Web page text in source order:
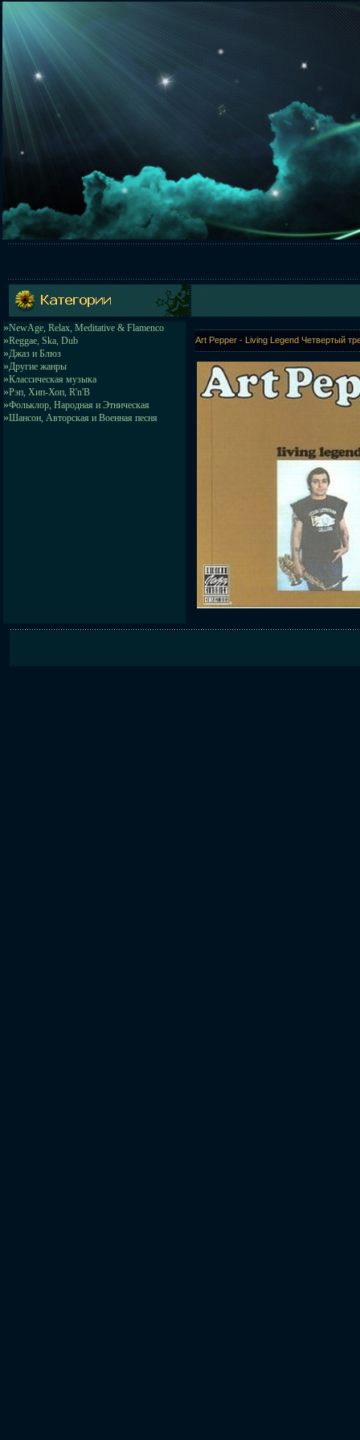
»NewAge, Relax, Meditative & Flamenco
»Reggae, Ska, Dub
»Джаз и Блюз
»Другие жанры
»Классическая музыка
»Рэп, Хип-Хоп, R'n'B
»Фольклор, Народная и Этническая
»Шансон, Авторская и Военная песня
Art Pepper - Living Legend Четвертый